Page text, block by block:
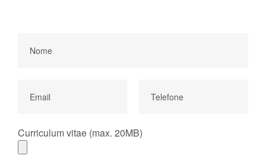
Curriculum vitae (max. 20MB)